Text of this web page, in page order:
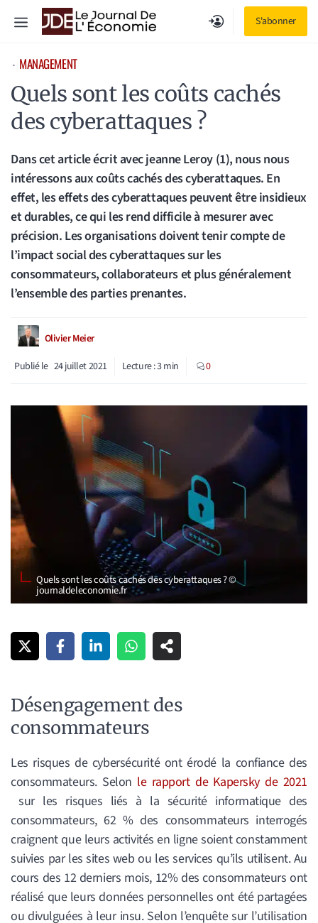
S'abonner
Menu
⋅ MANAGEMENT
Quels sont les coûts cachés
des cyberattaques ?
Dans cet article écrit avec jeanne Leroy (1), nous nous
intéressons aux coûts cachés des cyberattaques. En
effet, les effets des cyberattaques peuvent être insidieux
et durables, ce qui les rend difficile à mesurer avec
précision. Les organisations doivent tenir compte de
l’impact social des cyberattaques sur les
consommateurs, collaborateurs et plus généralement
l’ensemble des parties prenantes.
Olivier Meier
Publié le 24 juillet 2021 Lecture :3min 0
Quels sont les coûts cachés des cyberattaques ? ©
journaldeleconomie.fr
Désengagement des
consommateurs
Les risques de cybersécurité ont érodé la confiance des
consommateurs. Selon le rapport de Kapersky de 2021
sur les risques liés à la sécurité informatique des
consommateurs, 62 % des consommateurs interrogés
craignent que leurs activités en ligne soient constamment
suivies par les sites web ou les services qu’ils utilisent. Au
cours des 12 derniers mois, 12% des consommateurs ont
réalisé que leurs données personnelles ont été partagées
ou divulguées à leur insu. Selon l’enquête sur l’utilisation